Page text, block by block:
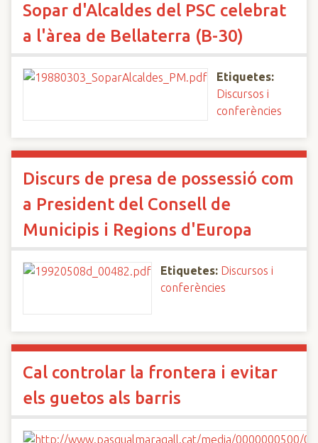
Sopar d'Alcaldes del PSC celebrat
a l'àrea de Bellaterra (B-30)
Etiquetes:
Discursos i
conferències
Discurs de presa de possessió com
a President del Consell de
Municipis i Regions d'Europa
Etiquetes: Discursos i
conferències
Cal controlar la frontera i evitar
els guetos als barris